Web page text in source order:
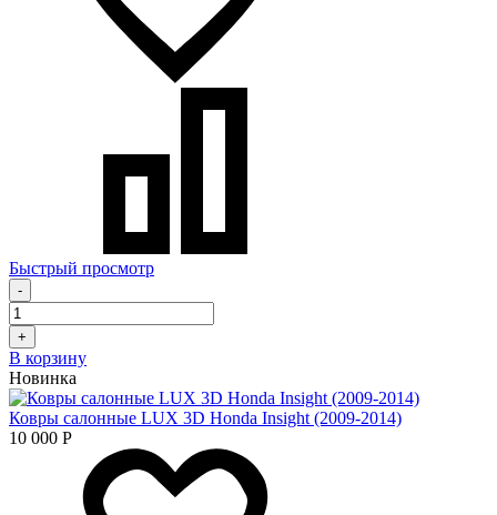
Быстрый просмотр
-
+
В корзину
Новинка
Ковры салонные LUX 3D Honda Insight (2009-2014)
10 000 Р